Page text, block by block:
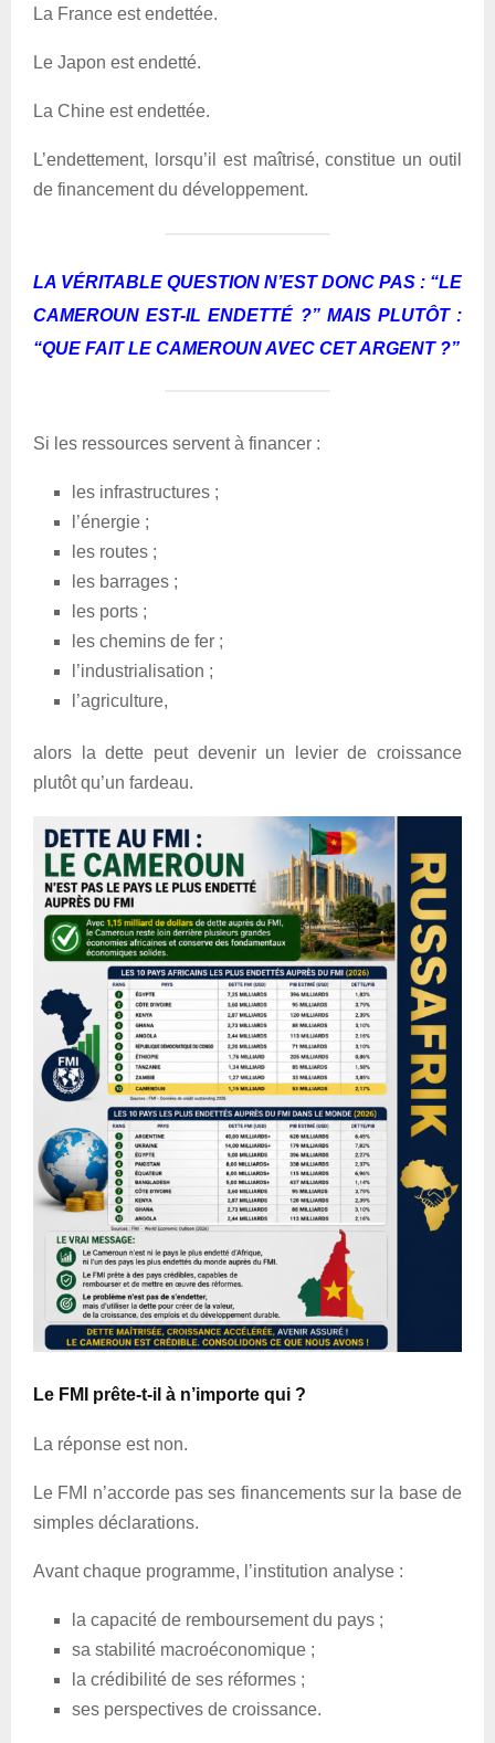
La France est endettée.
Le Japon est endetté.
La Chine est endettée.
L’endettement, lorsqu’il est maîtrisé, constitue un outil
de financement du développement.
LA VÉRITABLE QUESTION N’EST DONC PAS : “LE
CAMEROUN EST-IL ENDETTÉ ?” MAIS PLUTÔT :
“QUE FAIT LE CAMEROUN AVEC CET ARGENT ?”
Si les ressources servent à financer :
les infrastructures ;
l’énergie ;
les routes ;
les barrages ;
les ports ;
les chemins de fer ;
l’industrialisation ;
l’agriculture,
alors la dette peut devenir un levier de croissance
plutôt qu’un fardeau.
Le FMI prête-t-il à n’importe qui ?
La réponse est non.
Le FMI n’accorde pas ses financements sur la base de
simples déclarations.
Avant chaque programme, l’institution analyse :
la capacité de remboursement du pays ;
sa stabilité macroéconomique ;
la crédibilité de ses réformes ;
ses perspectives de croissance.